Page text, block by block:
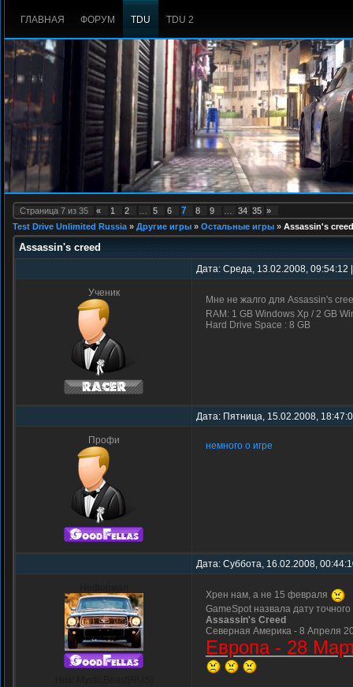
ГЛАВНАЯ ФОРУМ TDU TDU 2
Страница 7 из 35 « 1 2 5 6 7 8 9 34 35 »
Test Drive Unlimited Russia » Другие игры » Остальные игры » Assassin's creed
Assassin's creed
Дата: Среда, 13.02.2008,
Ученик
Мне не жалго для Assassin's
RAM: 1 GB Windows Xp / 2 GB
Hard Drive Space : 8 GB
Дата: Пятница, 15.02.2008,
Профи немного о игре
Дата: Суббота, 16.02.2008,
Хрен нам, а не 15 февраля
GameSpot назвала дату
Assassin's Creed
Северная Америка - 8 Апреля
Европа - 28